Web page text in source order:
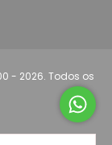
- 2026. Todos os